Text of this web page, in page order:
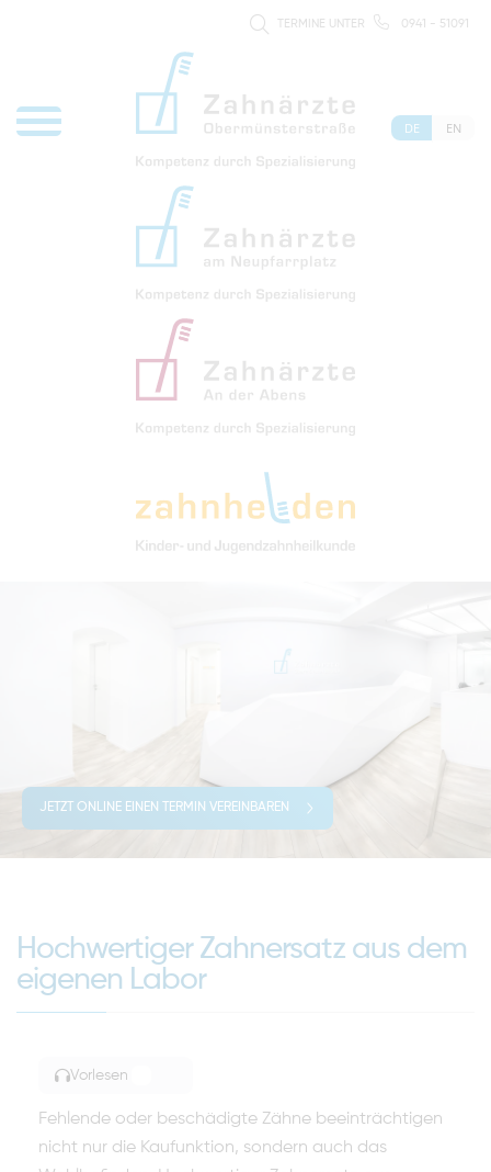
TERMINE UNTER 0941 - 51091
DE EN
JETZT ONLINE EINEN TERMIN VEREINBAREN
Hochwertiger Zahnersatz aus dem
eigenen Labor
Vorlesen
Fehlende oder beschädigte Zähne beeinträchtigen
nicht nur die Kaufunktion, sondern auch das